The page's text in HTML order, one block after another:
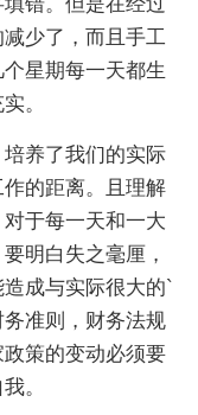
少了，而且手工
星期每一天都生
。
养了我们的实际
的距离。且理解
于每一天和一大
明白失之毫厘，
成与实际很大的`
准则，财务法规
策的变动必须要
。